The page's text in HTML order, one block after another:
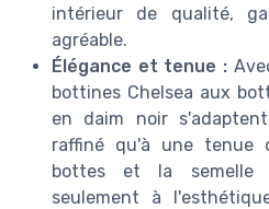
intérieur de qualité,
agréable.
Élégance et tenue :
bottines Chelsea aux
en daim noir
raffiné qu'à une tenue
bottes et la semelle
seulement à